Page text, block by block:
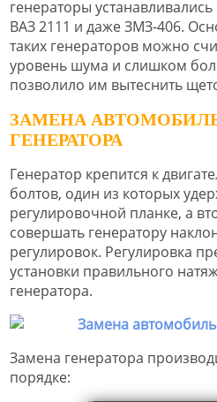
генераторы
ВАЗ 2111 и даже ЗМЗ-406.
таких генераторов можно
уровень шума и слишком
позволило им вытеснить
ЗАМЕНА
ГЕНЕРАТОРА
Генератор крепится к
болтов, один из которых
регулировочной планке, а
совершать генератору
регулировок. Регулировка
установки правильного
генератора.
Замена генератора
порядке: